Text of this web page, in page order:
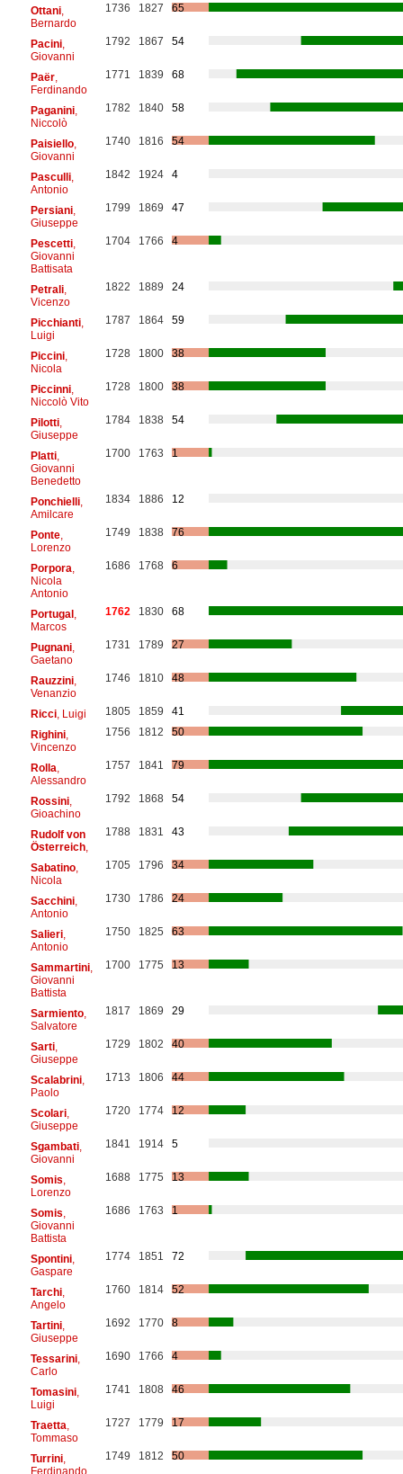
Ottani,
Bernardo
1736 1827 65
Pacini,
Giovanni
1792 1867 54
Paër,
Ferdinando
1771 1839 68
Paganini,
Niccolò
1782 1840 58
Paisiello,
Giovanni
1740 1816 54
Pasculli,
Antonio
1842 1924 4
Persiani,
Giuseppe
1799 1869 47
Pescetti,
Giovanni
Battisata
1704 1766 4
Petrali,
Vicenzo
1822 1889 24
Picchianti,
Luigi
1787 1864 59
Piccini,
Nicola
1728 1800 38
Piccinni,
Niccolò Vito
1728 1800 38
Pilotti,
Giuseppe
1784 1838 54
Platti,
Giovanni
Benedetto
1700 1763 1
Ponchielli,
Amilcare
1834 1886 12
Ponte,
Lorenzo
1749 1838 76
Porpora
Nicola
Antonio
1686 1768 6
Portugal,
Marcos
1762 1830 68
Pugnani,
Gaetano
1731 1789 27
Rauzzini,
Venanzio
1746 1810 48
Ricci, Luigi 1805 1859
41
Righini,
Vincenzo
1756 1812 50
Rolla
Alessandro
1757 1841 79
Rossini,
Gioachino
1792 1868 54
Rudolf von
Österreich,
1788 1831 43
Sabatino,
Nicola
1705 1796 34
Sacchini,
Antonio
1730 1786 24
Salieri,
Antonio
1750 1825 63
Sammartini,
Giovanni
Battista
1700 1775 13
Sarmiento,
Salvatore
1817 1869 29
Sarti,
Giuseppe
1729 1802 40
Scalabrini,
Paolo
1713 1806 44
Scolari,
Giuseppe
1720 1774 12
Sgambati,
Giovanni
1841 1914 5
Somis
Lorenzo
1688 1775 13
Somis
Giovanni
Battista
1686 1763 1
Spontini,
Gaspare
1774 1851 72
Tarchi,
Angelo
1760 1814 52
Tartini,
Giuseppe
1692 1770 8
Tessarini,
Carlo
1690 1766 4
Tomasini,
Luigi
1741 1808 46
Traetta
Tommaso
1727 1779 17
Turrini,
Ferdinando
1749 1812 50